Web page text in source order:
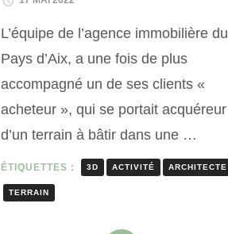
L’équipe de l’agence immobilière du
Pays d’Aix, a une fois de plus
accompagné un de ses clients «
acheteur », qui se portait acquéreur
d’un terrain à bâtir dans une …
ÉTIQUETTES : 3D ACTIVITÉ ARCHITECTE
TERRAIN